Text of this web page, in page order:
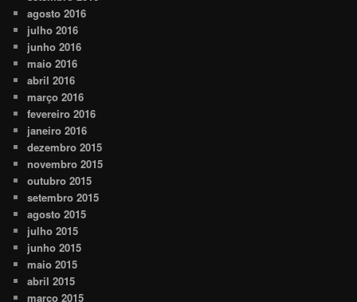
agosto 2016
julho 2016
junho 2016
maio 2016
abril 2016
março 2016
fevereiro 2016
janeiro 2016
dezembro 2015
novembro 2015
outubro 2015
setembro 2015
agosto 2015
julho 2015
junho 2015
maio 2015
abril 2015
março 2015